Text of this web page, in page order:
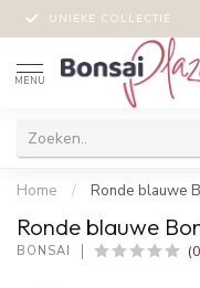
UNIEKE COLLECTIE
MENU
Home / Ronde blauwe
Ronde blauwe
BONSAI